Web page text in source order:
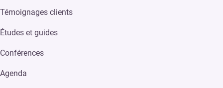
Témoignages clients
Études et guides
Conférences
Agenda